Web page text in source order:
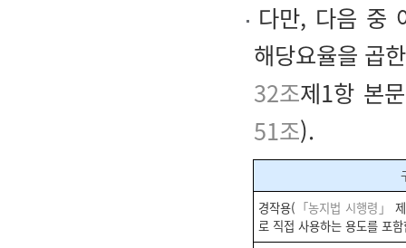
다만, 다음 중
해당요율을 곱
32조제1항 본
51조).
경작용( 「농지법 시행령」
로 직접 사용하는 용도를 포